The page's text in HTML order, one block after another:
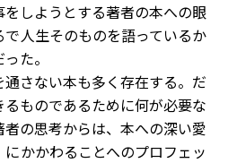
しようとする著者の本への眼
人生そのものを語っているか
た。
さない本も多く存在する。だ
ものであるために何が必要な
の思考からは、本への深い愛
かかわることへのプロフェッ